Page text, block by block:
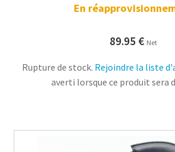
En
89.95 € Net
Rupture de stock. Rejoindre la liste
averti lorsque ce produit sera